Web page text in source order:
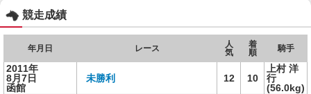
競走成績
年月日 レース
人
気
着
順
騎手
2011年
8月7日
函館
未勝利 12 10
上村 洋
行
(56.0kg)